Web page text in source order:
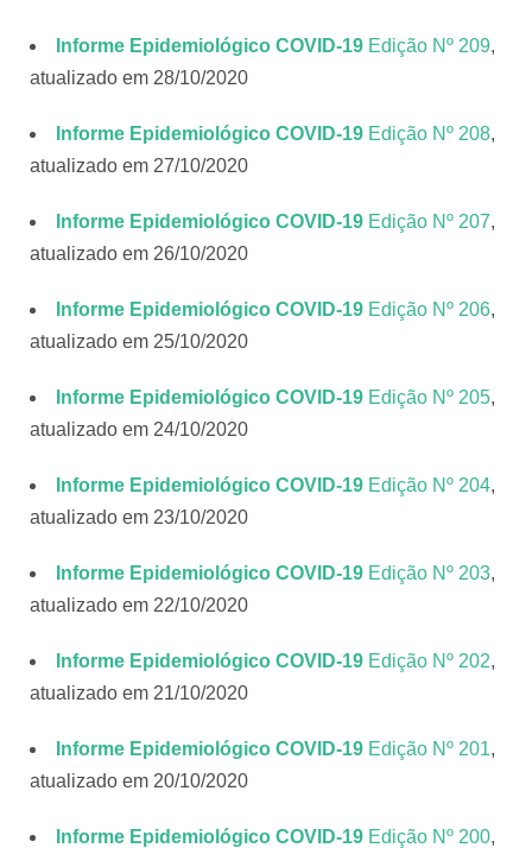
Informe Epidemiológico COVID-19 Edição Nº 209,
atualizado em 28/10/2020
Informe Epidemiológico COVID-19 Edição Nº 208,
atualizado em 27/10/2020
Informe Epidemiológico COVID-19 Edição Nº 207,
atualizado em 26/10/2020
Informe Epidemiológico COVID-19 Edição Nº 206,
atualizado em 25/10/2020
Informe Epidemiológico COVID-19 Edição Nº 205,
atualizado em 24/10/2020
Informe Epidemiológico COVID-19 Edição Nº 204,
atualizado em 23/10/2020
Informe Epidemiológico COVID-19 Edição Nº 203,
atualizado em 22/10/2020
Informe Epidemiológico COVID-19 Edição Nº 202,
atualizado em 21/10/2020
Informe Epidemiológico COVID-19 Edição Nº 201,
atualizado em 20/10/2020
Informe Epidemiológico COVID-19 Edição Nº 200,